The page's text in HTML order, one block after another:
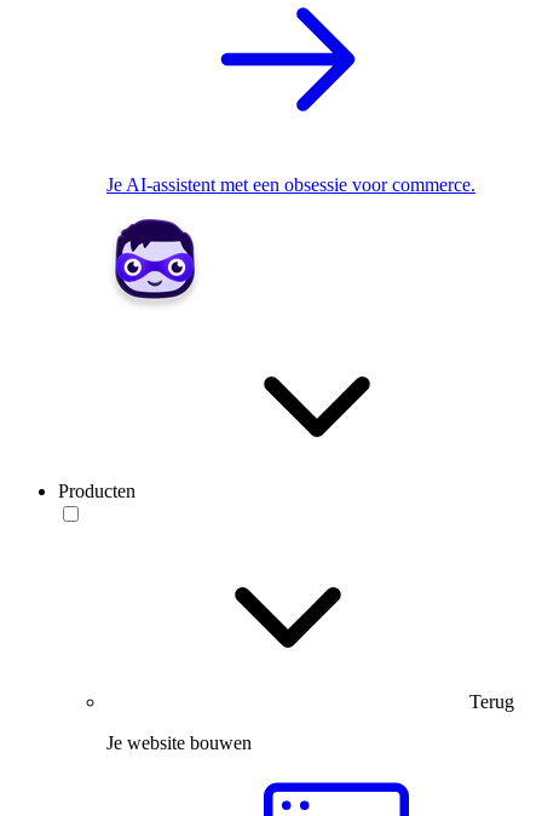
Je AI-assistent met een obsessie voor commerce.
Producten
Terug
Je website bouwen